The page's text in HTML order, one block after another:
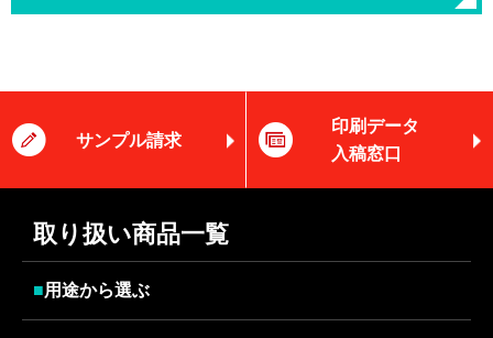
サンプル請求
印刷データ
入稿窓口
取り扱い商品一覧
■用途から選ぶ